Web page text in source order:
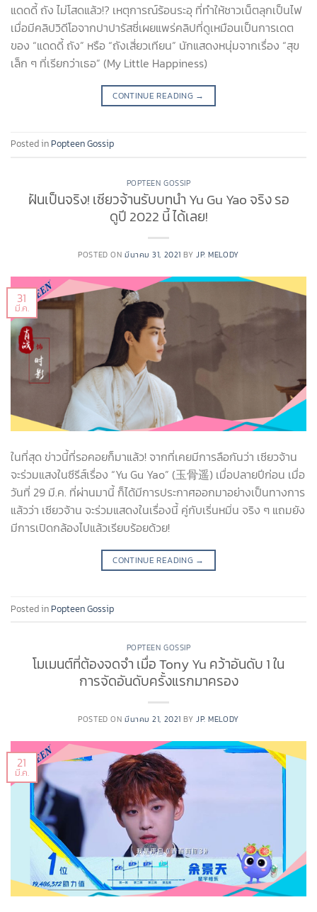
แดดดี้ ถัง ไม่โสดแล้ว!? เหตุการณ์ร้อนระอุ ที่ทำให้ชาวเน็ตลุกเป็นไฟ
เมื่อมีคลิปวิดีโอจากปาปารัสซี่เผยแพร่คลิปที่ดูเหมือนเป็นการเดต
ของ “แดดดี้ ถัง” หรือ “ถังเสี่ยวเทียน” นักแสดงหนุ่มจากเรื่อง “สุข
เล็ก ๆ ที่เรียกว่าเธอ” (My Little Happiness)
CONTINUE READING →
Posted in Popteen Gossip
POPTEEN GOSSIP
ฝันเป็นจริง! เซียวจ้านรับบทนำ Yu Gu Yao จริง รอ
ดูปี 2022 นี้ ได้เลย!
POSTED ON มีนาคม 31, 2021 BYJP. MELODY
31
มี.ค.
ในที่สุด ข่าวนี้ที่รอคอยก็มาแล้ว! จากที่เคยมีการลือกันว่า เซียวจ้าน
จะร่วมแสงในซีรีส์เรื่อง “Yu Gu Yao” (玉骨遥) เมื่อปลายปีก่อน เมื่อ
วันที่ 29 มี.ค. ที่ผ่านมานี้ ก็ได้มีการประกาศออกมาอย่างเป็นทางการ
แล้วว่า เซียวจ้าน จะร่วมแสดงในเรื่องนี้ คู่กับเริ่นหมิ่น จริง ๆ แถมยัง
มีการเปิดกล้องไปแล้วเรียบร้อยด้วย!
CONTINUE READING →
Posted in Popteen Gossip
POPTEEN GOSSIP
โมเมนต์ที่ต้องจดจำ เมื่อ Tony Yu คว้าอันดับ 1 ใน
การจัดอันดับครั้งแรกมาครอง
POSTED ON มีนาคม 21, 2021 BYJP. MELODY
21
มี.ค.